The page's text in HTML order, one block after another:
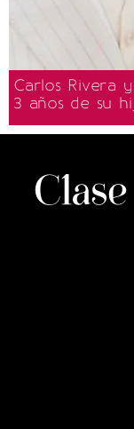
Carlos Rivera
3 años de su